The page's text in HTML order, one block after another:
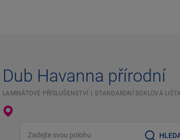
Dub Havanna přírodní
LAMINÁTOVÉ PŘÍSLUŠENSTVÍ STANDARDNÍ SOKLOVÁ LIŠTA